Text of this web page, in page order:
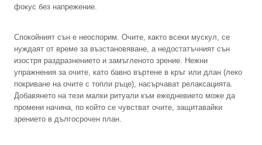
фокус без напрежение.
Спокойният сън е неоспорим. Очите, както всеки мускул, се
нуждаят от време за възстановяване, а недостатъчният сън
изостря раздразнението и замъгленото зрение. Нежни
упражнения за очите, като бавно въртене в кръг или длан (леко
покриване на очите с топли ръце), насърчават релаксацията.
Добавянето на тези малки ритуали към ежедневието може да
промени начина, по който се чувстват очите, защитавайки
зрението в дългосрочен план.